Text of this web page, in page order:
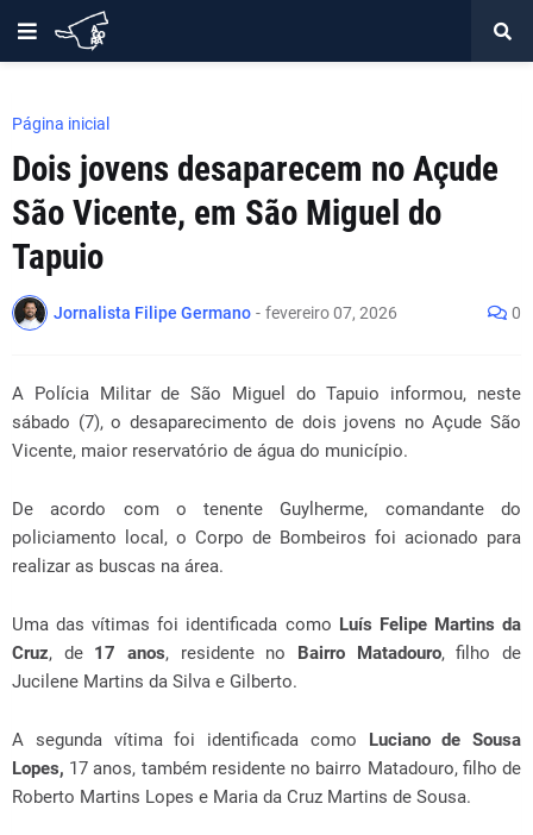
Página inicial
Dois jovens desaparecem no Açude
São Vicente, em São Miguel do
Tapuio
Jornalista Filipe Germano - fevereiro 07, 2026 0
A Polícia Militar de São Miguel do Tapuio informou, neste
sábado (7), o desaparecimento de dois jovens no Açude São
Vicente, maior reservatório de água do município.
De acordo com o tenente Guylherme, comandante do
policiamento local, o Corpo de Bombeiros foi acionado para
realizar as buscas na área.
Uma das vítimas foi identificada como Luís Felipe Martins da
Cruz, de 17 anos, residente no Bairro Matadouro, filho de
Jucilene Martins da Silva e Gilberto.
A segunda vítima foi identificada como
Luciano de Sousa
Lopes, 17 anos, também residente no bairro Matadouro, filho de
Roberto Martins Lopes e Maria da Cruz Martins de Sousa.